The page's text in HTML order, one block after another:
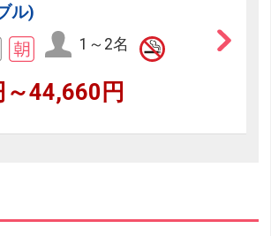
ル)
1～2名
44,660円